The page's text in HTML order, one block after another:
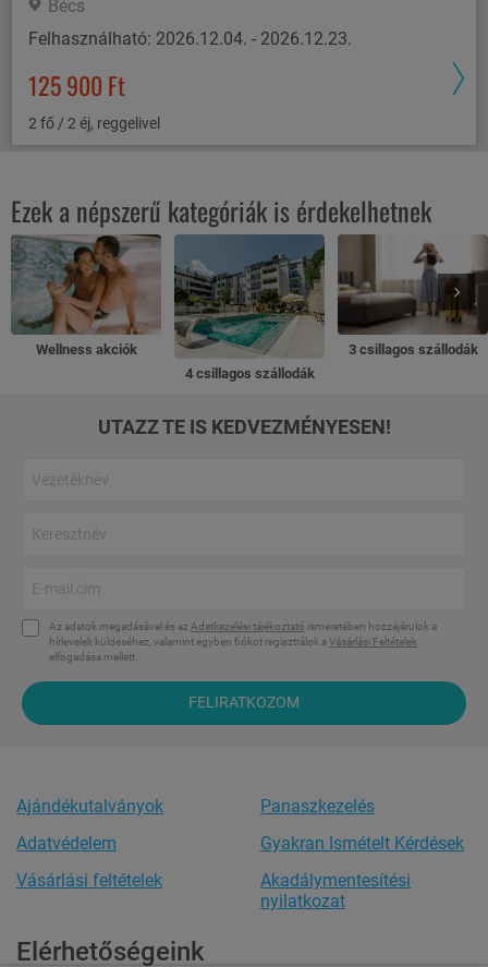
Bécs
Felhasználható: 2026.12.04. - 2026.12.23.
125 900 Ft
2 fő / 2 éj, reggelivel
Ezek a népszerű kategóriák is érdekelhetnek
Wellness akciók
4 csillagos szállodák
3 csillagos szállodák
UTAZZ TE IS KEDVEZMÉNYESEN!
Az adatok megadásával és az Adatkezelési tájékoztató ismeretében hozzájárulok a
hírlevelek küldéséhez, valamint egyben fiókot regisztrálok aVásárlási Feltételek
elfogadása mellett.
FELIRATKOZOM
Ajándékutalványok
Adatvédelem
Vásárlási feltételek
Panaszkezelés
Gyakran Ismételt Kérdések
Akadálymentesítési
nyilatkozat
Elérhetőségeink